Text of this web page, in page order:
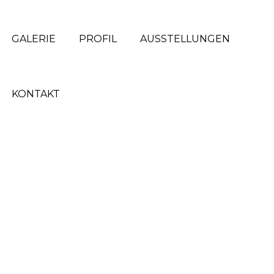
GALERIE PROFIL AUSSTELLUNGEN
KONTAKT